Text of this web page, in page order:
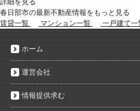
詳細を見る
春日部市の最新不動産情報をもっと見る
賃貸一覧
マンション一覧 一戸建て一
ホーム
運営会社
情報提供求む